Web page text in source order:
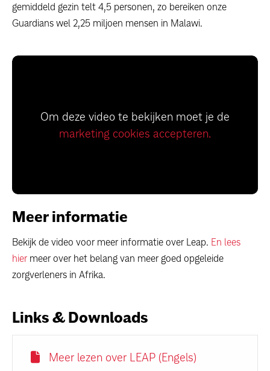
gemiddeld gezin telt 4,5 personen, zo bereiken onze
Guardians wel 2,25 miljoen mensen in Malawi.
Om deze video te bekijken moet je de
marketing cookies accepteren.
Meer informatie
Bekijk de video voor meer informatie over Leap. En lees
hier meer over het belang van meer goed opgeleide
zorgverleners in Afrika.
Links & Downloads
Meer lezen over LEAP (Engels)